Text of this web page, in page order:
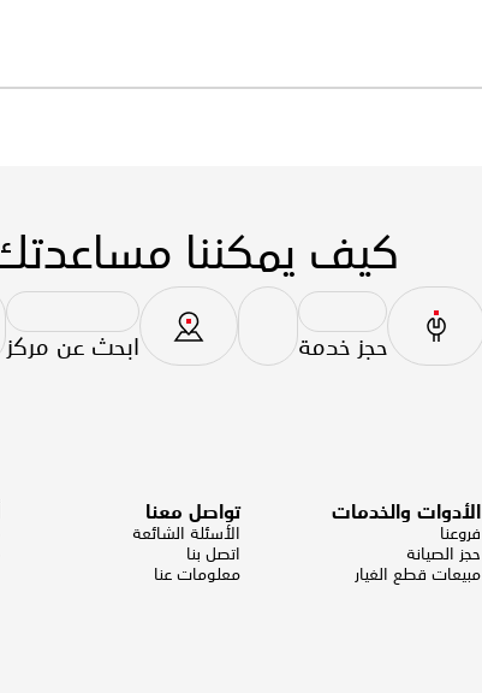
كيف يمكننا
حجز خدمة ابحث عن مركز
الأدوات والخدمات
فروعنا
حجز الصيانة
مبيعات قطع الغيار
تواصل معنا
الأسئلة الشائعة
اتصل بنا
معلومات عنا